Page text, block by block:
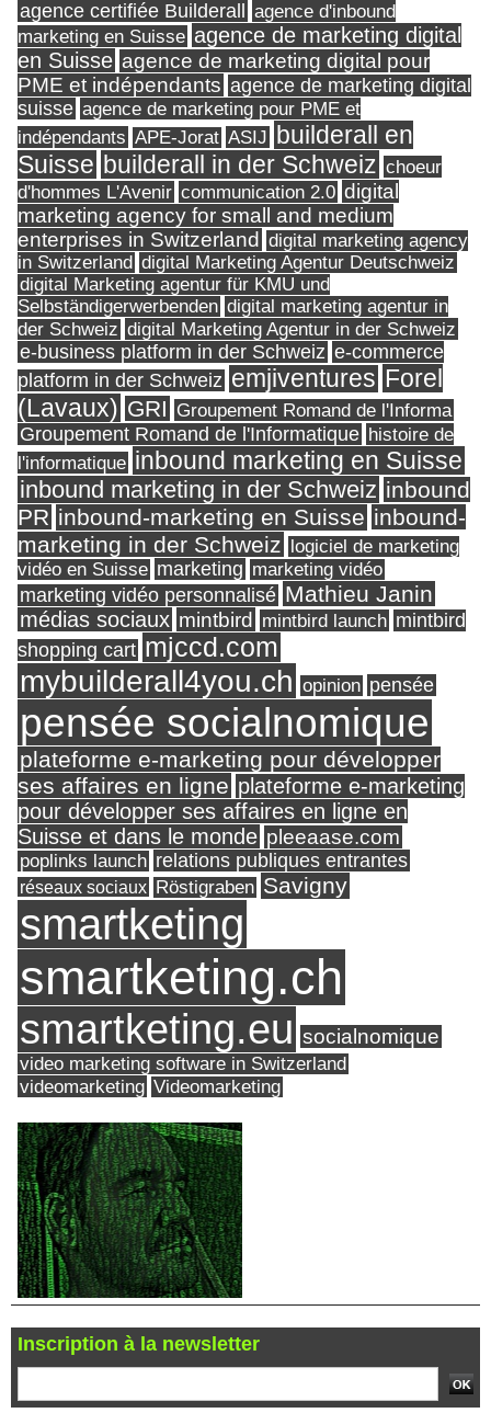
agence certifiée Builderall
agence d'inbound
marketing en Suisse agence de marketing digital
en Suisse agence de marketing digital pour
PME et indépendants agence de marketing digital
suisse agence de marketing pour PME et
indépendants APE-Jorat ASIJ builderall en
Suisse builderall in der Schweiz choeur
d'hommes L'Avenir communication 2.0 digital
marketing agency for small and medium
enterprises in Switzerland digital marketing agency
in Switzerland digital Marketing Agentur Deutschweiz
digital Marketing agentur für KMU und
Selbständigerwerbenden digital marketing agentur in
der Schweiz digital Marketing Agentur in der Schweiz
e-business platform in der Schweiz e-commerce
platform in der Schweiz emjiventures Forel
(Lavaux) GRI Groupement Romand de l'Informa
Groupement Romand de l'Informatique histoire de
l'informatique inbound marketing en Suisse
inbound marketing in der Schweiz inbound
PR inbound-marketing en Suisse inbound-
marketing in der Schweiz logiciel de marketing
vidéo en Suisse marketing marketing vidéo
marketing vidéo personnalisé Mathieu Janin
médias sociaux mintbird mintbird launch mintbird
shopping cart mjccd.com
mybuilderall4you.ch opinion pensée
pensée socialnomique
plateforme e-marketing pour développer
ses affaires en ligne plateforme e-marketing
pour développer ses affaires en ligne en
Suisse et dans le monde pleeaase.com
poplinks launch relations publiques entrantes
réseaux sociaux Röstigraben Savigny
smartketing
smartketing.ch
smartketing.eu socialnomique
video marketing software in Switzerland
videomarketing Videomarketing
Inscription à la newsletter